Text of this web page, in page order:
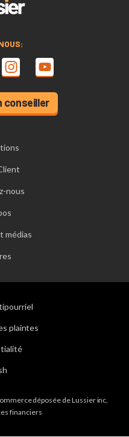
conseiller
nous
médias
plaintes
déposée de Lussier inc,
financiers